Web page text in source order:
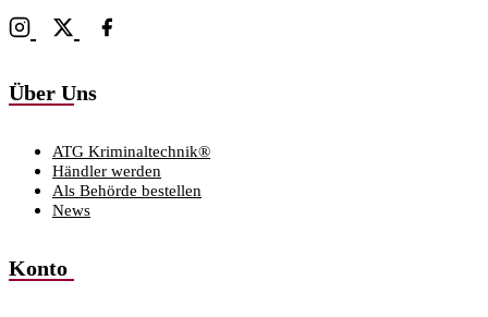
Über Uns
ATG Kriminaltechnik®
Händler werden
Als Behörde bestellen
News
Konto